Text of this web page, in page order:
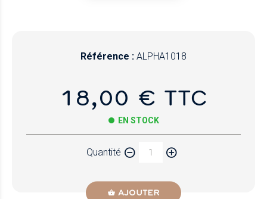
Référence : ALPHA1018
18,00 € TTC
EN STOCK
Quantité
AJOUTER